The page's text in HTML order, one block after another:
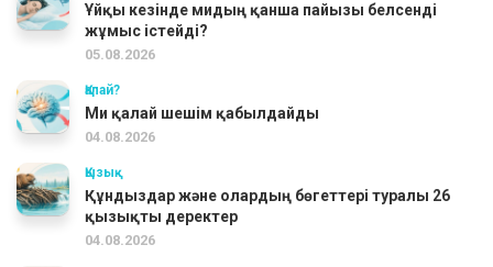
Ұйқы кезінде мидың қанша пайызы белсенді
жұмыс істейді?
05.08.2026
Қалай?
Ми қалай шешім қабылдайды
04.08.2026
Қызық
Құндыздар және олардың бөгеттері туралы 26
қызықты деректер
04.08.2026